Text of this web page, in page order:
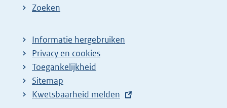
Zoeken
Informatie hergebruiken
Privacy en cookies
Toegankelijkheid
Sitemap
E
Kwetsbaarheid melden